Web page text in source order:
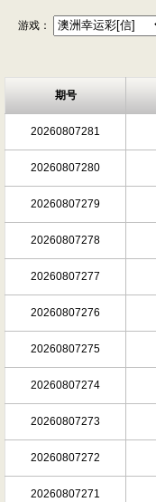
游戏：
期号
20260807281
20260807280
20260807279
20260807278
20260807277
20260807276
20260807275
20260807274
20260807273
20260807272
20260807271